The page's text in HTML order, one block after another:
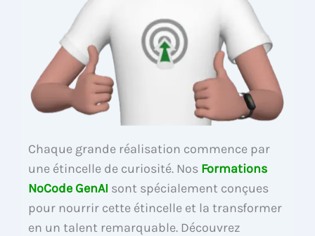
Chaque grande réalisation commence par
une étincelle de curiosité. Nos Formations
NoCode GenAI sont spécialement conçues
pour nourrir cette étincelle et la transformer
en un talent remarquable. Découvrez